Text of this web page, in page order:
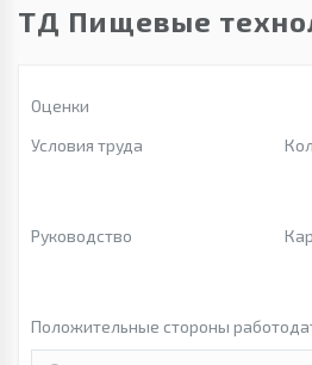
ТД Пищевые
Оценки
Условия труда
Руководство
Положительные стороны